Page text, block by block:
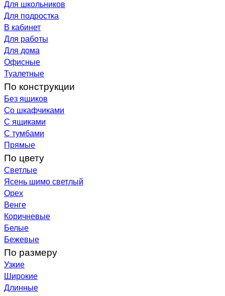
Для школьников
Для подростка
В кабинет
Для работы
Для дома
Офисные
Туалетные
По конструкции
Без ящиков
Со шкафчиками
С ящиками
С тумбами
Прямые
По цвету
Светлые
Ясень шимо светлый
Орех
Венге
Коричневые
Белые
Бежевые
По размеру
Узкие
Широкие
Длинные